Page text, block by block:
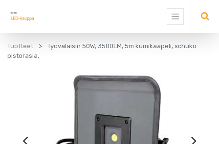
Tuotteet
Työvalaisin 50W, 3500LM, 5m kumikaapeli, schuko-
pistorasia,